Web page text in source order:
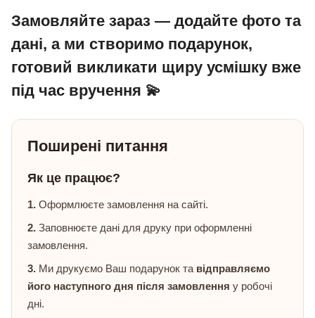
Замовляйте зараз — додайте фото та
дані, а ми створимо подарунок,
готовий викликати щиру усмішку вже
під час вручення 💫
Поширені питання
Як це працює?
1. Оформлюєте замовлення на сайті.
2. Заповнюєте дані для друку при оформленні
замовлення.
3. Ми друкуємо Ваш подарунок та відправляємо
його наступного дня після замовлення у робочі
дні.